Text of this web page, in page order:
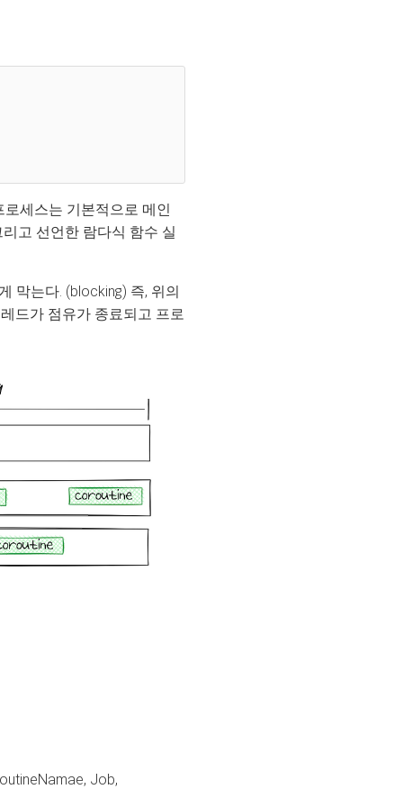
세스는 기본적으로 메인
고 선언한 람다식 함수 실
막는다. (blocking) 즉, 위의
드가 점유가 종료되고 프로
Job,